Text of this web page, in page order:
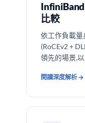
比較
依工作負載
(RoCEv2 +
領先的場景,
閱讀深度解析 →